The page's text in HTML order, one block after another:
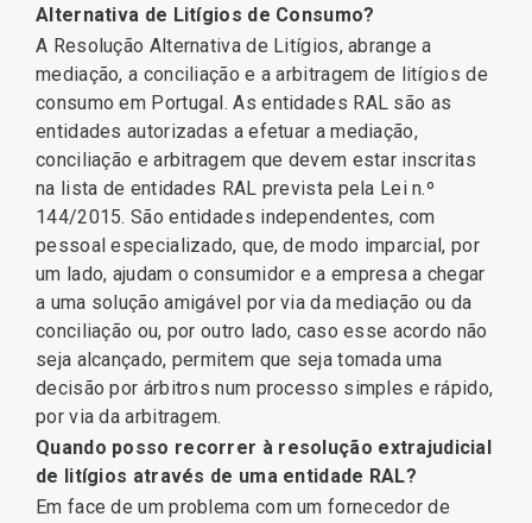
Alternativa de Litígios de Consumo?
A Resolução Alternativa de Litígios, abrange a
mediação, a conciliação e a arbitragem de litígios de
consumo em Portugal. As entidades RAL são as
entidades autorizadas a efetuar a mediação,
conciliação e arbitragem que devem estar inscritas
na lista de entidades RAL prevista pela Lei n.º
144/2015. São entidades independentes, com
pessoal especializado, que, de modo imparcial, por
um lado, ajudam o consumidor e a empresa a chegar
a uma solução amigável por via da mediação ou da
conciliação ou, por outro lado, caso esse acordo não
seja alcançado, permitem que seja tomada uma
decisão por árbitros num processo simples e rápido,
por via da arbitragem.
Quando posso recorrer à resolução extrajudicial
de litígios através de uma entidade RAL?
Em face de um problema com um fornecedor de